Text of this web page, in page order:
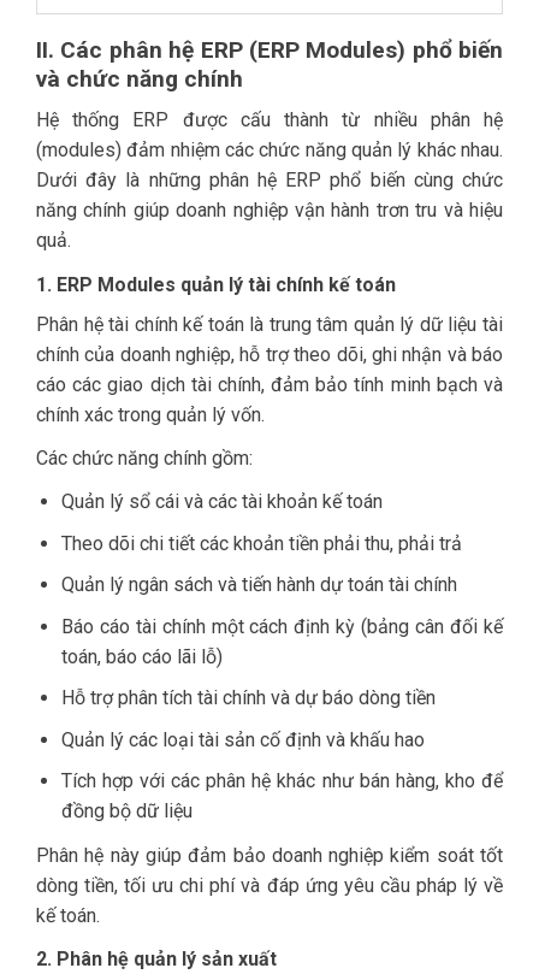
II. Các phân hệ ERP (ERP Modules) phổ biến
và chức năng chính
Hệ thống ERP được cấu thành từ nhiều phân hệ
(modules) đảm nhiệm các chức năng quản lý khác nhau.
Dưới đây là những phân hệ ERP phổ biến cùng chức
năng chính giúp doanh nghiệp vận hành trơn tru và hiệu
quả.
1. ERP Modules quản lý tài chính kế toán
Phân hệ tài chính kế toán là trung tâm quản lý dữ liệu tài
chính của doanh nghiệp, hỗ trợ theo dõi, ghi nhận và báo
cáo các giao dịch tài chính, đảm bảo tính minh bạch và
chính xác trong quản lý vốn.
Các chức năng chính gồm:
Quản lý sổ cái và các tài khoản kế toán
Theo dõi chi tiết các khoản tiền phải thu, phải trả
Quản lý ngân sách và tiến hành dự toán tài chính
Báo cáo tài chính một cách định kỳ (bảng cân đối kế
toán, báo cáo lãi lỗ)
Hỗ trợ phân tích tài chính và dự báo dòng tiền
Quản lý các loại tài sản cố định và khấu hao
Tích hợp với các phân hệ khác như bán hàng, kho để
đồng bộ dữ liệu
Phân hệ này giúp đảm bảo doanh nghiệp kiểm soát tốt
dòng tiền, tối ưu chi phí và đáp ứng yêu cầu pháp lý về
kế toán.
2. Phân hệ quản lý sản xuất